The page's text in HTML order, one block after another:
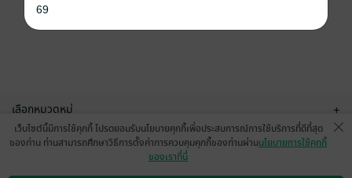
เลือกหมวดหมู่ +
บริการช่วยเหลือ
เว็บไซต์นี้มีการใช้คุกกี้ โปรดยอมรับนโยบายคุกกี้เพื่อประสบการณ์การใช้บริการที่ดีที่สุด
ของท่าน ท่านสามารถศึกษาวิธีการตั้งค่าการควบคุมคุกกี้ของท่านผ่านนโยบายการใช้คุกกี้
ของเราที่นี่
69